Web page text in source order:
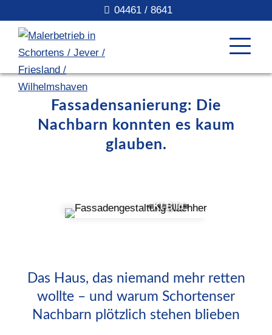
04461 / 8641
Fassadensanierung: Die
Nachbarn konnten es kaum
glauben.
Das Haus, das niemand mehr retten
wollte – und warum Schortenser
Nachbarn plötzlich stehen blieben